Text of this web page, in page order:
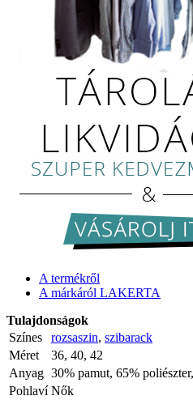
A termékről
A márkáról LAKERTA
Tulajdonságok
Színes
rozsaszin, szibarack
Méret
36, 40, 42
Anyag 30% pamut, 65%
Pohlaví Nők